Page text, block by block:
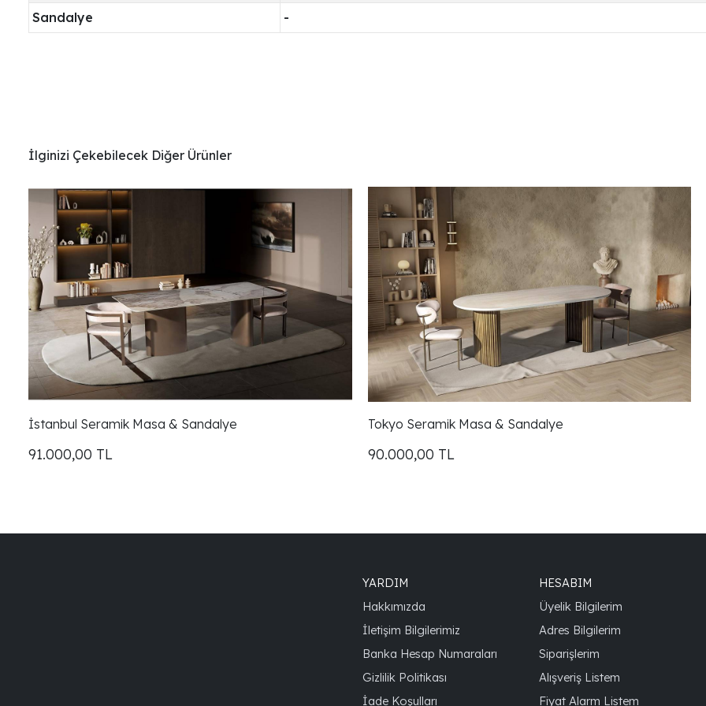
Sandalye -
İlginizi Çekebilecek Diğer Ürünler
İstanbul Seramik Masa & Sandalye
91.000,00 TL
Tokyo Seramik Masa & Sandalye
90.000,00 TL
YARDIM
Hakkımızda
İletişim Bilgilerimiz
Banka Hesap Numaraları
Gizlilik Politikası
İade Koşulları
HESABIM
Üyelik Bilgilerim
Adres Bilgilerim
Siparişlerim
Alışveriş Listem
Fiyat Alarm Listem